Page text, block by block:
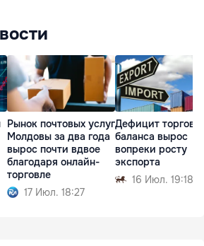
Рынок почтовых услуг
Молдовы за два года
вырос почти вдвое
благодаря онлайн-
торговле
17 Июл. 18:27
Дефицит
баланса вырос
вопреки росту
экспорта
16 Июл. 19:18